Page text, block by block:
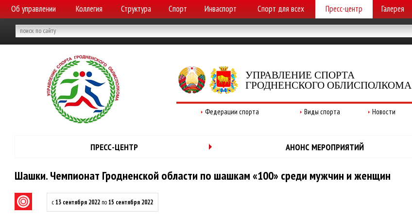
Об управлении Коллегия Структура Спорт Инваспорт Спорт для всех Пресс-центр Галерея
УПРАВЛЕНИЕ СПОРТА
ГРОДНЕНСКОГО ОБЛИСПОЛКОМА
Федерации спорта Виды спорта Новости
ПРЕСС-ЦЕНТР АНОНС МЕРОПРИЯТИЙ
Шашки. Чемпионат Гродненской области по шашкам «100» среди мужчин и женщин
с13 сентября 2022 по15 сентября 2022